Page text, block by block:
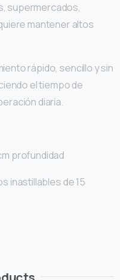
supermercados,
mantener altos
rápido, sencillo y sin
el tiempo de
diaria.
profundidad
inastillables de 15